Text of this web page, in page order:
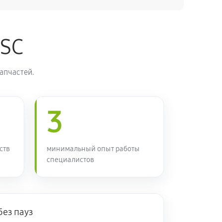
80 минут3
минимальный опыт работы
специалистов
пауз